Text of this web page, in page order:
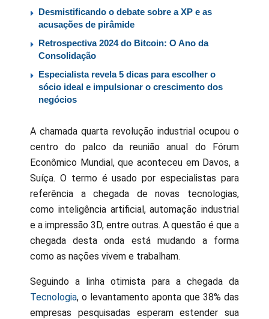
Desmistificando o debate sobre a XP e as
acusações de pirâmide
Retrospectiva 2024 do Bitcoin: O Ano da
Consolidação
Especialista revela 5 dicas para escolher o
sócio ideal e impulsionar o crescimento dos
negócios
A chamada quarta revolução industrial ocupou o
centro do palco da reunião anual do Fórum
Econômico Mundial, que aconteceu em Davos, a
Suíça. O termo é usado por especialistas para
referência a chegada de novas tecnologias,
como inteligência artificial, automação industrial
e a impressão 3D, entre outras. A questão é que a
chegada desta onda está mudando a forma
como as nações vivem e trabalham.
Seguindo a linha otimista para a chegada da
Tecnologia, o levantamento aponta que 38% das
empresas pesquisadas esperam estender sua